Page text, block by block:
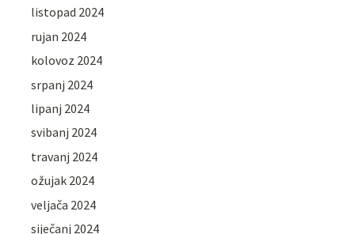
listopad 2024
rujan 2024
kolovoz 2024
srpanj 2024
lipanj 2024
svibanj 2024
travanj 2024
ožujak 2024
veljača 2024
siječanj 2024